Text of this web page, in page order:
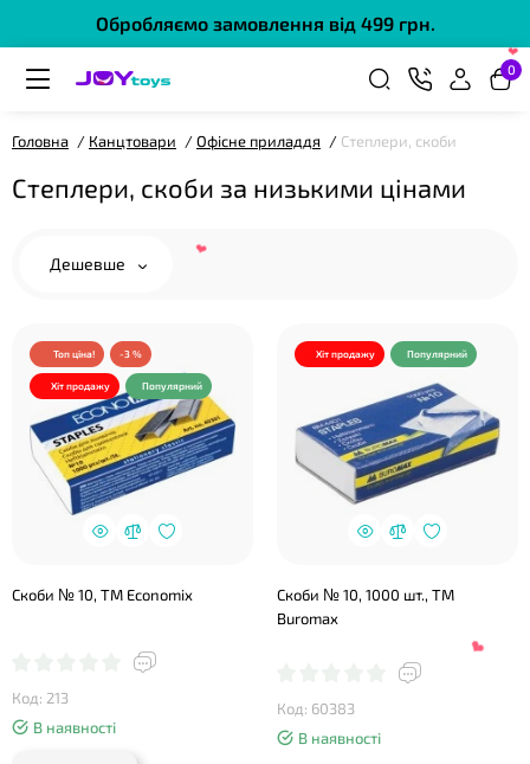
Обробляємо замовлення від 499 грн.
0
Головна Канцтовари Офісне приладдя Степлери, скоби
Степлери, скоби за низькими цінами
Дешевше
Топ ціна! -3 %
Хіт продажу Популярний
Скоби № 10, ТМ Economix
Код: 213
В наявності
Хіт продажу Популярний
Скоби № 10, 1000 шт., ТМ
Buromax
Код: 60383
В наявності